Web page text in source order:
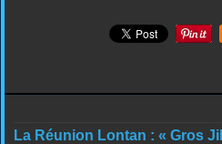
La Réunion Lontan : « Gros